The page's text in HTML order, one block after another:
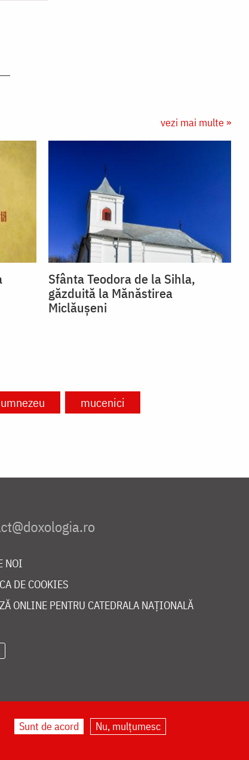
vezi mai multe »
Sfânta Teodora de la Sihla,
găzduită la Mănăstirea
Miclăușeni
mucenici
NOI
DE COOKIES
ONLINE PENTRU CATEDRALA NAȚIONALĂ
Sunt de acord Nu, mulțumesc